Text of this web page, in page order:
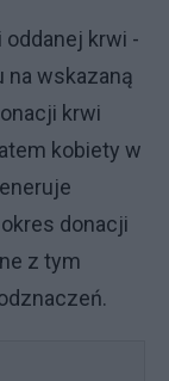
krwi -
na wskazaną
krwi
kobiety w
donacji
z tym